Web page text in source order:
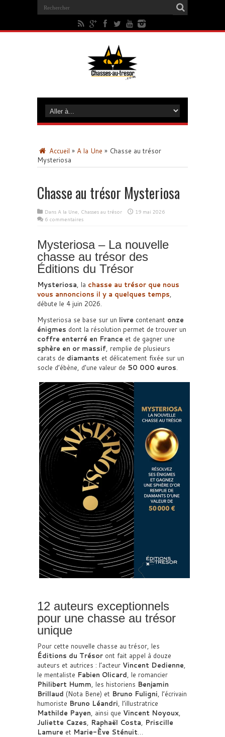
Accueil » A la Une » Chasse au trésor
Mysteriosa
Chasse au trésor Mysteriosa
Dans A la Une, Chasses au trésor
19 mai 2026
6 commentaires
Mysteriosa – La nouvelle
chasse au trésor des
Éditions du Trésor
Mysteriosa, la chasse au trésor que nous
vous annoncions il y a quelques temps,
débute le 4 juin 2026.
Mysteriosa se base sur un livre contenant onze
énigmes dont la résolution permet de trouver un
coffre enterré en France et de gagner une
sphère en or massif, remplie de plusieurs
carats de diamants et délicatement fixée sur un
socle d’ébène, d’une valeur de 50 000 euros.
12 auteurs exceptionnels
pour une chasse au trésor
unique
Pour cette nouvelle chasse au trésor, les
Éditions du Trésor ont fait appel à douze
auteurs et autrices : l’acteur Vincent Dedienne
le mentaliste Fabien Olicard , le romancier
Philibert Humm , les historiens Benjamin
Brillaud (Nota Bene) et Bruno Fuligni , l’écrivain
humoriste Bruno Léandri , l’illustratrice
Mathilde Payen , ainsi que Vincent Noyoux
Juliette Cazes
Raphaël Costa
Priscille
Lamure et Marie-Ève Sténuit